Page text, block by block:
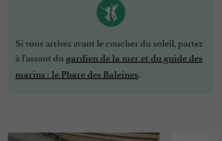
Si vous arrivez avant le coucher du soleil, partez
à l'assaut du gardien de la mer et du guide des
marins : le Phare des Baleines.